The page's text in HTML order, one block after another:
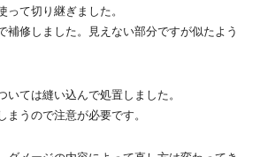
て切り継ぎました。
補修しました。見えない部分ですが似たよう
ては縫い込んで処置しました。
うので注意が必要です。